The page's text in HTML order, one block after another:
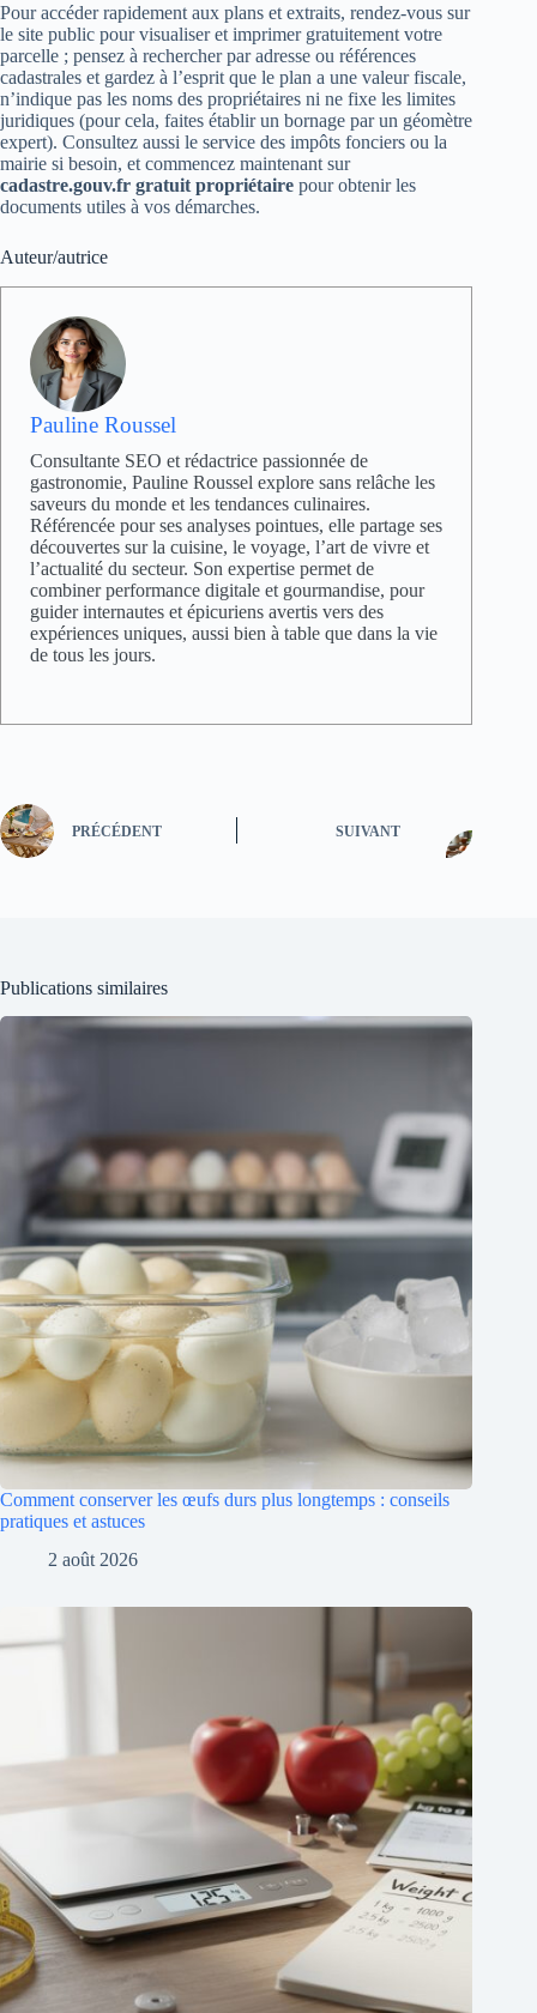
Pour accéder rapidement aux plans et extraits, rendez-vous sur
le site public pour visualiser et imprimer gratuitement votre
parcelle ; pensez à rechercher par adresse ou références
cadastrales et gardez à l’esprit que le plan a une valeur fiscale,
n’indique pas les noms des propriétaires ni ne fixe les limites
juridiques (pour cela, faites établir un bornage par un géomètre
expert). Consultez aussi le service des impôts fonciers ou la
mairie si besoin, et commencez maintenant sur
cadastre.gouv.fr gratuit propriétaire pour obtenir les
documents utiles à vos démarches.
Auteur/autrice
Pauline Roussel
Consultante SEO et rédactrice passionnée de
gastronomie, Pauline Roussel explore sans relâche les
saveurs du monde et les tendances culinaires.
Référencée pour ses analyses pointues, elle partage ses
découvertes sur la cuisine, le voyage, l’art de vivre et
l’actualité du secteur. Son expertise permet de
combiner performance digitale et gourmandise, pour
guider internautes et épicuriens avertis vers des
expériences uniques, aussi bien à table que dans la vie
de tous les jours.
PRÉCÉDENT SUIVANT
Publications similaires
Comment conserver les œufs durs plus longtemps : conseils
pratiques et astuces
2 août 2026